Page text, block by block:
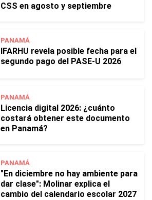
CSS en agosto y septiembre
PANAMÁ
IFARHU revela posible fecha para el
segundo pago del PASE-U 2026
PANAMÁ
Licencia digital 2026: ¿cuánto
costará obtener este documento
en Panamá?
PANAMÁ
"En diciembre no hay ambiente para
dar clase": Molinar explica el
cambio del calendario escolar 2027